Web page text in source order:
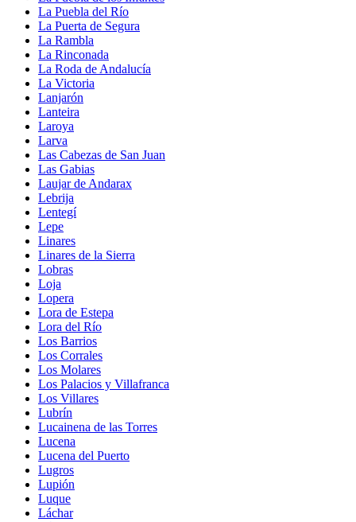
La Puebla del Río
La Puerta de Segura
La Rambla
La Rinconada
La Roda de Andalucía
La Victoria
Lanjarón
Lanteira
Laroya
Larva
Las Cabezas de San Juan
Las Gabias
Laujar de Andarax
Lebrija
Lentegí
Lepe
Linares
Linares de la Sierra
Lobras
Loja
Lopera
Lora de Estepa
Lora del Río
Los Barrios
Los Corrales
Los Molares
Los Palacios y Villafranca
Los Villares
Lubrín
Lucainena de las Torres
Lucena
Lucena del Puerto
Lugros
Lupión
Luque
Láchar